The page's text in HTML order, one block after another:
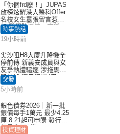
「你個frd廢！」JUPAS
放榜炫耀港大醫科Offer
名校女生囂張留言惹眾
怒 醫學院澄清：宣稱
「40.5分獲錄取」不符事
實｜Juicy叮
時事熱話
19小時前
尖沙咀H8大廈升降機全
停前傳 新義安成員與女
友爭執遭驅逐 涉拖馬刑
毀被捕 警另通緝4男
突發
5小時前
銀色債券2026｜新一批
銀債每手1萬元 最少4.25
厘 8.21起可申購 發行金
額最多550億
投資理財